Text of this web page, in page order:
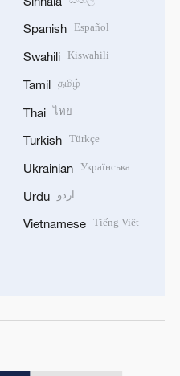
Spanish Español
Swahili Kiswahili
Tamil தமிழ்
Thai ไทย
Turkish Türkçe
Ukrainian Українська
Urdu اردو
Vietnamese Tiếng Việt